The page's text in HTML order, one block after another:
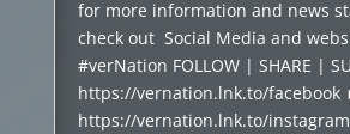
for more information and news
check out Social Media and
#verNation FOLLOW | SHARE |
https://vernation.lnk.to/facebook
https://vernation.lnk.to/